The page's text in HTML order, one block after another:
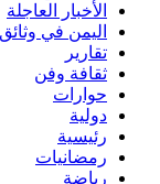
الأخبار العاجلة
اليمن في
تقارير
ثقافة وفن
حوارات
دولية
رئيسية
رمضانيات
رياضة